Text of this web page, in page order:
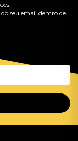
seu email dentro de